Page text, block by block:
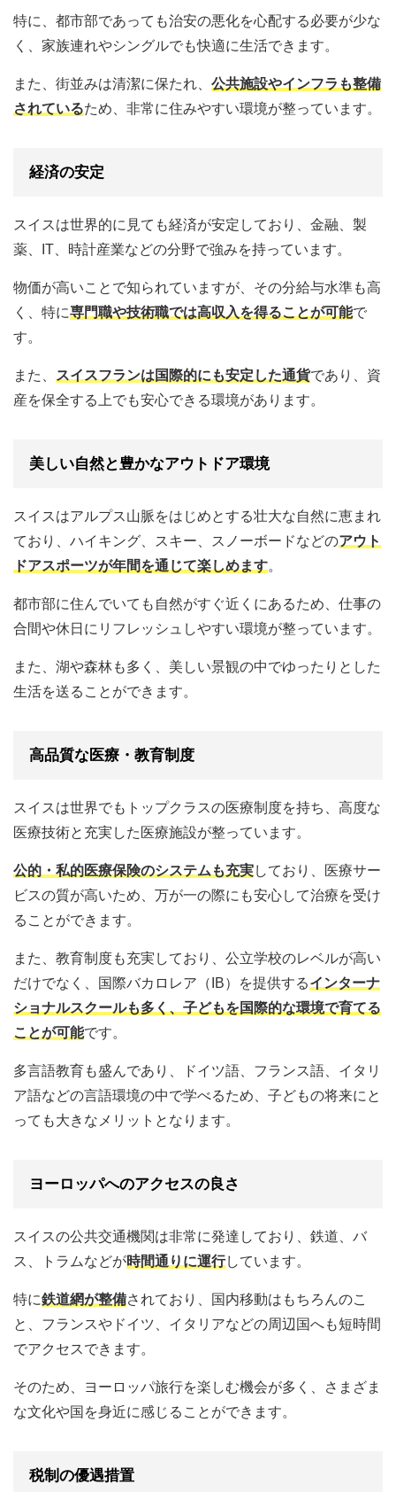
特に、都市部であっても治安の悪化を心配する必要が少な
く、家族連れやシングルでも快適に生活できます。
また、街並みは清潔に保たれ、 公共施設やインフラも整備
されているため、非常に住みやすい環境が整っています。
経済の安定
スイスは世界的に見ても経済が安定しており、金融、製
薬、IT、時計産業などの分野で強みを持っています。
物価が高いことで知られていますが、その分給与水準も高
く、特に専門職や技術職では高収入を得ることが可能で
す。
また、 スイスフランは国際的にも安定した通貨であり、資
産を保全する上でも安心できる環境があります。
美しい自然と豊かなアウトドア環境
スイスはアルプス山脈をはじめとする壮大な自然に恵まれ
ており、ハイキング、スキー、スノーボードなどのアウト
ドアスポーツが年間を通じて楽しめます。
都市部に住んでいても自然がすぐ近くにあるため、仕事の
合間や休日にリフレッシュしやすい環境が整っています。
また、湖や森林も多く、美しい景観の中でゆったりとした
生活を送ることができます。
高品質な医療・教育制度
スイスは世界でもトップクラスの医療制度を持ち、高度な
医療技術と充実した医療施設が整っています。
公的・私的医療保険のシステムも充実しており、医療サー
ビスの質が高いため、万が一の際にも安心して治療を受け
ることができます。
また、教育制度も充実しており、公立学校のレベルが高い
だけでなく、国際バカロレア（IB）を提供するインターナ
ショナルスクールも多く、子どもを国際的な環境で育てる
ことが可能です。
多言語教育も盛んであり、ドイツ語、フランス語、イタリ
ア語などの言語環境の中で学べるため、子どもの将来にと
っても大きなメリットとなります。
ヨーロッパへのアクセスの良さ
スイスの公共交通機関は非常に発達しており、鉄道、バ
ス、トラムなどが時間通りに運行しています。
特に鉄道網が整備されており、国内移動はもちろんのこ
と、フランスやドイツ、イタリアなどの周辺国へも短時間
でアクセスできます。
そのため、ヨーロッパ旅行を楽しむ機会が多く、さまざま
な文化や国を身近に感じることができます。
税制の優遇措置